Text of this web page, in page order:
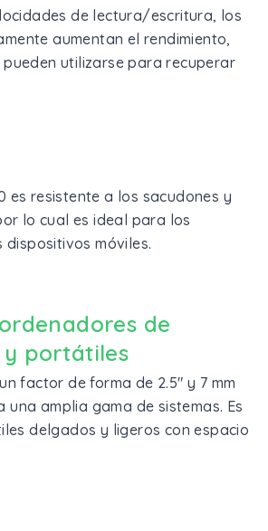
de lectura/escritura, los
aumentan el rendimiento,
utilizarse para recuperar
es resistente a los sacudones y
lo cual es ideal para los
móviles.
de
y portátiles
factor de forma de 2.5" y 7 mm
amplia gama de sistemas. Es
delgados y ligeros con espacio